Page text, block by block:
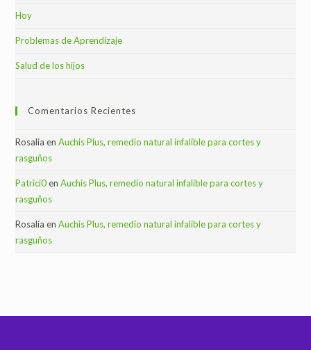
Hoy
Problemas de Aprendizaje
Salud de los hijos
Comentarios Recientes
Rosalia enAuchis Plus, remedio natural infalible para cortes y
rasguños
Patrici0enAuchis Plus, remedio natural infalible para cortes y
rasguños
Rosalía enAuchis Plus, remedio natural infalible para cortes y
rasguños